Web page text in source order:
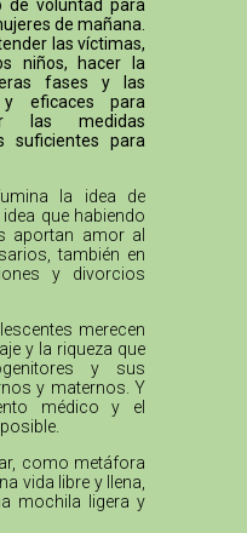
de voluntad para
de mañana.
las víctimas,
niños, hacer la
fases y las
y eficaces para
las medidas
suficientes para
la idea de
que habiendo
aportan amor al
también en
y divorcios
merecen
y la riqueza que
y sus
y maternos. Y
médico y el
como metáfora
vida libre y llena,
mochila ligera y